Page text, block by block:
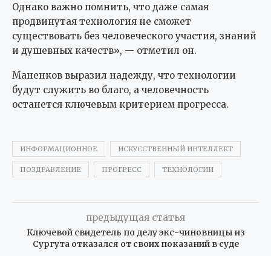
Однако важно помнить, что даже самая
продвинутая технология не сможет
существовать без человеческого участия, знаний
и душевных качеств», — отметил он.
Маненков выразил надежду, что технологии
будут служить во благо, а человечность
останется ключевым критерием прогресса.
ИНФОРМАЦИОННОЕ ИСКУССТВЕННЫЙ ИНТЕЛЛЕКТ
ПОЗДРАВЛЕНИЕ ПРОГРЕСС ТЕХНОЛОГИИ
предыдущая статья
Ключевой свидетель по делу экс-чиновницы из
Сургута отказался от своих показаний в суде